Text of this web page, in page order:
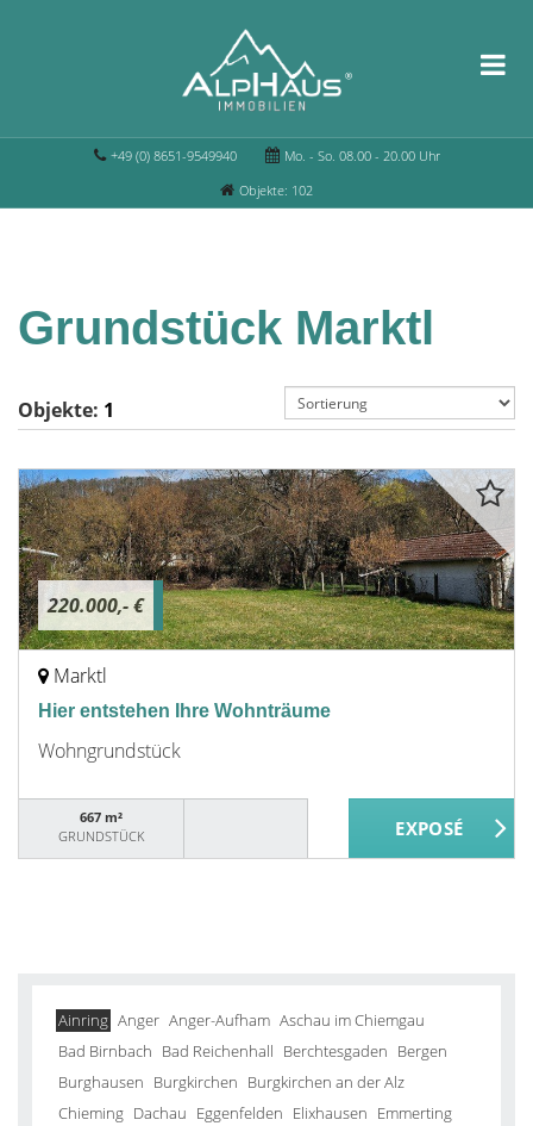
+49 (0) 8651-9549940
Mo. - So. 08.00 - 20.00 Uhr
Objekte: 102
Grundstück Marktl
Objekte: 1
220.000,- €
Marktl
Hier entstehen Ihre Wohnträume
Wohngrundstück
667 m²
GRUNDSTÜCK
Ainring Anger Anger-Aufham Aschau im Chiemgau
Bad Birnbach Bad Reichenhall Berchtesgaden Bergen
Burghausen Burgkirchen Burgkirchen an der Alz
Chieming Dachau Eggenfelden Elixhausen Emmerting